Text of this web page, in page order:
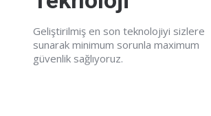
Geliştirilmiş en son teknolojiyi sizlere
sunarak minimum sorunla maximum
güvenlik sağlıyoruz.